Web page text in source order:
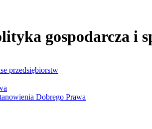
gospodarcza i
przedsiębiorstw
Dobrego Prawa